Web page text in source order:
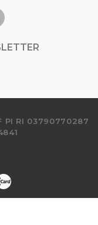
PI RI 03790770287